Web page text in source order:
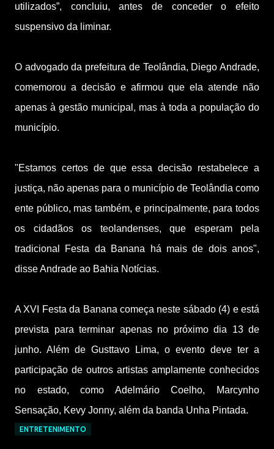
utilizados”, concluiu, antes de conceder o efeito
suspensivo da liminar.
O advogado da prefeitura de Teolândia, Diego Andrade,
comemorou a decisão e afirmou que ela atende não
apenas à gestão municipal, mas à toda a população do
município.
"Estamos certos de que essa decisão restabelece a
justiça, não apenas para o município de Teolândia como
ente público, mas também, e principalmente, para todos
os cidadãos os teolandenses, que esperam pela
tradicional Festa da Banana há mais de dois anos",
disse Andrade ao Bahia Notícias.
A XVI Festa da Banana começa neste sábado (4) e está
prevista para terminar apenas no próximo dia 13 de
junho. Além de Gusttavo Lima, o evento deve ter a
participação de outros artistas amplamente conhecidos
no estado, como Adelmário Coelho, Marcynho
Sensação, Kevy Jonny, além da banda Unha Pintada.
ENTRETENIMENTO